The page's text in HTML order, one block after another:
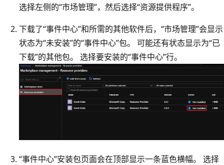
选择左侧的“市场管理”，然后选择“资源提供程序”。
下载了“事件中心”和所需的其他软件后，“市场管理”会显示
状态为“未安装”的“事件中心”包。 可能还有状态显示为“已
下载”的其他包。 选择要安装的“事件中心”行。
“事件中心”安装包页面会在顶部显示一条蓝色横幅。 选择